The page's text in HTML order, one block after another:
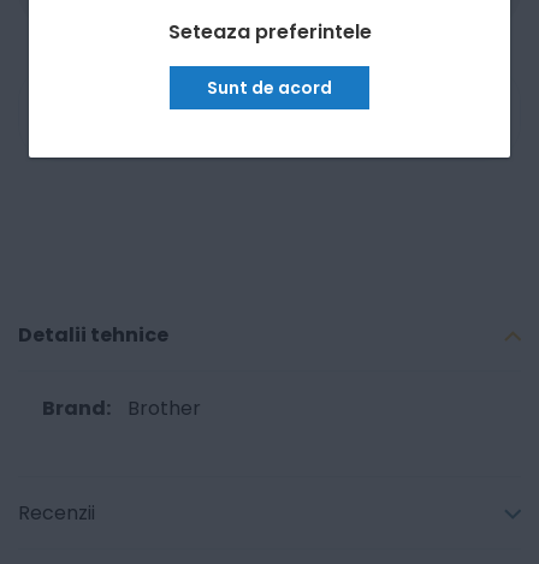
Seteaza preferintele
Sunt de acord
Am nevoie de ajutor
Detalii tehnice
Brother
Recenzii